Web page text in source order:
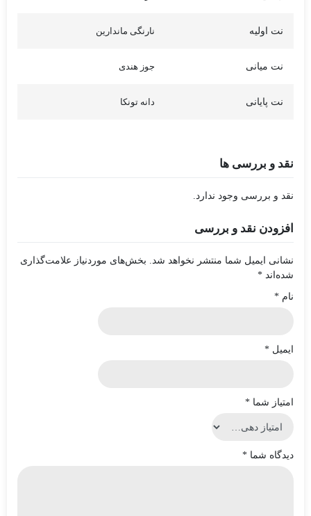
نت اولیه نارنگی ماندارین
نت میانی جوز هندی
نت پایانی دانه تونکا
نقد و بررسی ها
نقد و بررسی وجود ندارد.
افزودن نقد و بررسی
نشانی ایمیل شما منتشر نخواهد شد. بخش‌های موردنیاز علامت‌گذاری
شده‌اند *
نام *
ایمیل *
امتیاز شما *
دیدگاه شما *